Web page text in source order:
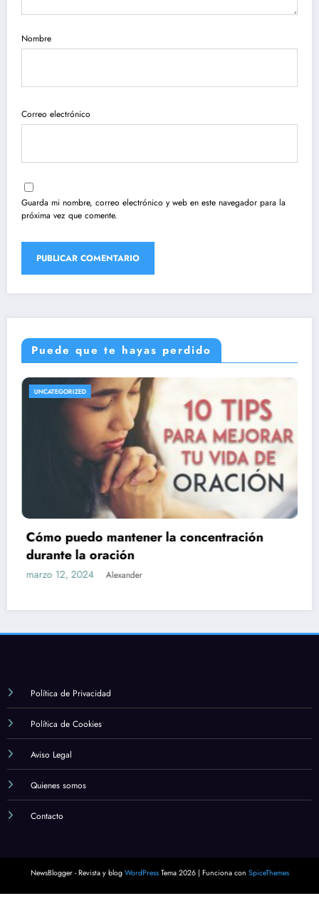
Nombre
Correo electrónico
Guarda mi nombre, correo electrónico y web en este navegador para la
próxima vez que comente.
Puede que te hayas perdido
concentración
marzo 12, 2024 Alexander
Política de Privacidad
Aviso Legal